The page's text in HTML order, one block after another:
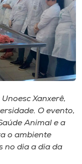
Xanxerê,
O evento,
Animal e a
o ambiente
no dia a dia da